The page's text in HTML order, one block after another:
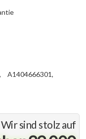
Wir sind stolz auf
A1404666301,